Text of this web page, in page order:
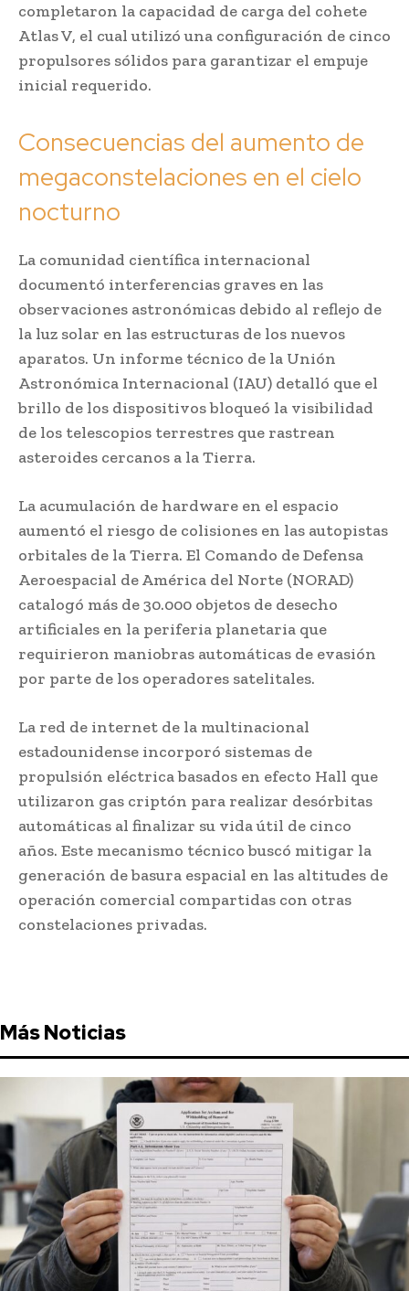
completaron la capacidad de carga del cohete
Atlas V, el cual utilizó una configuración de cinco
propulsores sólidos para garantizar el empuje
inicial requerido.
Consecuencias del aumento de
megaconstelaciones en el cielo
nocturno
La comunidad científica internacional
documentó interferencias graves en las
observaciones astronómicas debido al reflejo de
la luz solar en las estructuras de los nuevos
aparatos. Un informe técnico de la Unión
Astronómica Internacional (IAU) detalló que el
brillo de los dispositivos bloqueó la visibilidad
de los telescopios terrestres que rastrean
asteroides cercanos a la Tierra.
La acumulación de hardware en el espacio
aumentó el riesgo de colisiones en las autopistas
orbitales de la Tierra. El Comando de Defensa
Aeroespacial de América del Norte (NORAD)
catalogó más de 30.000 objetos de desecho
artificiales en la periferia planetaria que
requirieron maniobras automáticas de evasión
por parte de los operadores satelitales.
La red de internet de la multinacional
estadounidense incorporó sistemas de
propulsión eléctrica basados en efecto Hall que
utilizaron gas criptón para realizar desórbitas
automáticas al finalizar su vida útil de cinco
años. Este mecanismo técnico buscó mitigar la
generación de basura espacial en las altitudes de
operación comercial compartidas con otras
constelaciones privadas.
Más Noticias